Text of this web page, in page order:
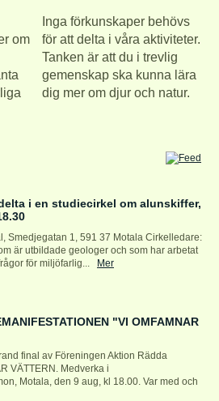
om
Inga förkunskaper behövs
för att delta i våra aktiviteter.
Tanken är att du i trevlig
gemenskap ska kunna lära
dig mer om djur och natur.
i en studiecirkel om alunskiffer,
Smedjegatan 1, 591 37 Motala Cirkelledare:
är utbildade geologer och som har arbetat
för miljöfarlig... Mer
"VI OMFAMNAR
final av Föreningen Aktion Rädda
VÄTTERN. Medverka i
Motala, den 9 aug, kl 18.00. Var med och